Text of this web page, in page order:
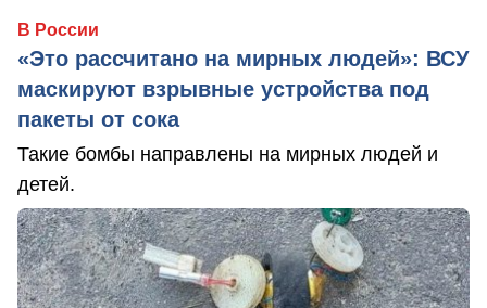
В России
«Это рассчитано на мирных людей»: ВСУ
маскируют взрывные устройства под
пакеты от сока
Такие бомбы направлены на мирных людей и
детей.